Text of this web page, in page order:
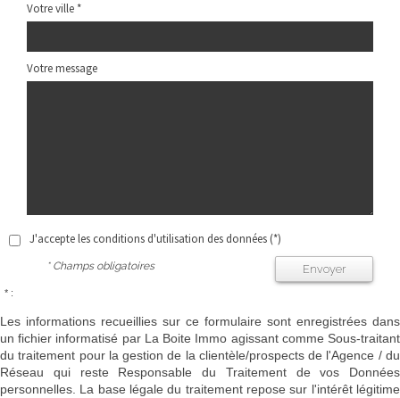
Votre ville *
Votre message
J'accepte les conditions d'utilisation des données (*)
Envoyer
* Champs obligatoires
* :
Les informations recueillies sur ce formulaire sont enregistrées dans
un fichier informatisé par La Boite Immo agissant comme Sous-traitant
du traitement pour la gestion de la clientèle/prospects de l'Agence / du
Réseau qui reste Responsable du Traitement de vos Données
personnelles. La base légale du traitement repose sur l'intérêt légitime